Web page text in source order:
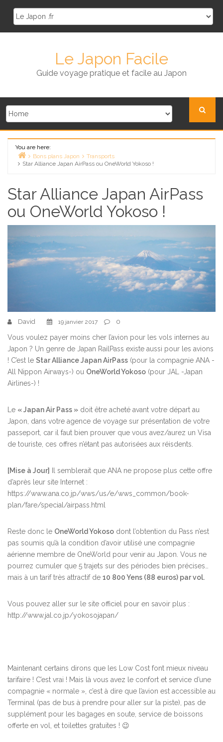
Le Japon Facile
Guide voyage pratique et facile au Japon
You are here:
Home
Bons plans Japon
Transports
Star Alliance Japan AirPass ou OneWorld Yokoso !
Star Alliance Japan AirPass
ou OneWorld Yokoso !
David 19 janvier 2017 0
Vous voulez payer moins cher l’avion pour les vols internes au
Japon ? Un genre de Japan RailPass existe aussi pour les avions
! C’est le Star Alliance Japan AirPass (pour la compagnie ANA -
All Nippon Airways-) ou OneWorld Yokoso (pour JAL -Japan
Airlines-) !
Le « Japan Air Pass » doit être acheté avant votre départ au
Japon, dans votre agence de voyage sur présentation de votre
passeport, car il faut bien prouver que vous avez/aurez un Visa
de touriste, ces offres n’étant pas autorisées aux réisdents.
[Mise à Jour]
Il semblerait que ANA ne propose plus cette offre
d’après leur site Internet :
https://www.ana.co.jp/wws/us/e/wws_common/book-
plan/fare/special/airpass.html
Reste donc le OneWorld Yokoso dont l’obtention du Pass n’est
pas soumis qu’à la condition d’avoir utilisé une compagnie
aérienne membre de OneWorld pour venir au Japon. Vous ne
pourrez cumuler que 5 trajets sur des périodes bien précises…
mais à un tarif très attractif de 10 800 Yens (88 euros) par vol.
Vous pouvez aller sur le site officiel pour en savoir plus :
http://www.jal.co.jp/yokosojapan/
Maintenant certains dirons que les Low Cost font mieux niveau
tarifaire ! C’est vrai ! Mais là vous avez le confort et service d’une
compagnie « normale », c’est à dire que l’avion est accessible au
Terminal (pas de bus à prendre pour aller sur la piste), pas de
supplément pour les bagages en soute, service de boissons
offerte en vol, et toilettes gratuites ! 😉